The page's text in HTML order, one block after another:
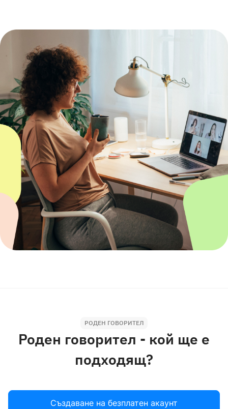
РОДЕН ГОВОРИТЕЛ
Роден говорител - кой ще е
подходящ?
Създаване на безплатен акаунт